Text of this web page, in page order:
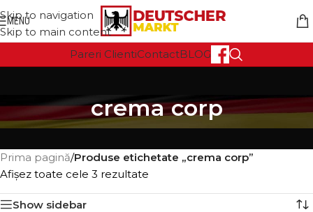
Skip to navigation
Skip to main content
MENU
Pareri ClientiContactBLOG
crema corp
Prima pagină/Produse etichetate „crema corp”
Afișez toate cele 3 rezultate
Show sidebar